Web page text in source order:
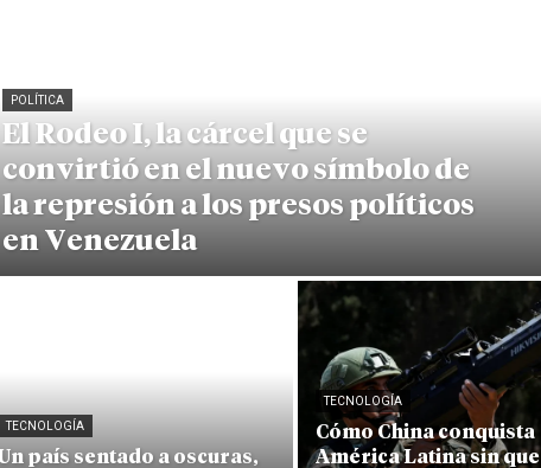
POLÍTICA
El Rodeo I, la cárcel que se
convirtió en el nuevo símbolo de
la represión a los presos políticos
en Venezuela
TECNOLOGÍA
Un país sentado a oscuras,
TECNOLOGÍA
Cómo China conquista
América Latina sin que